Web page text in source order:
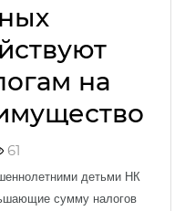
на
61
детьми НК
сумму налогов